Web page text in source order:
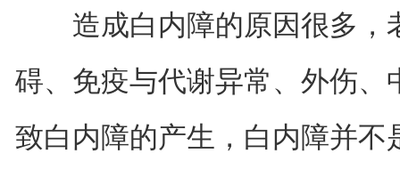
造成白内障的原因很多，
碍、免疫与代谢异常、外伤
致白内障的产生，白内障并不